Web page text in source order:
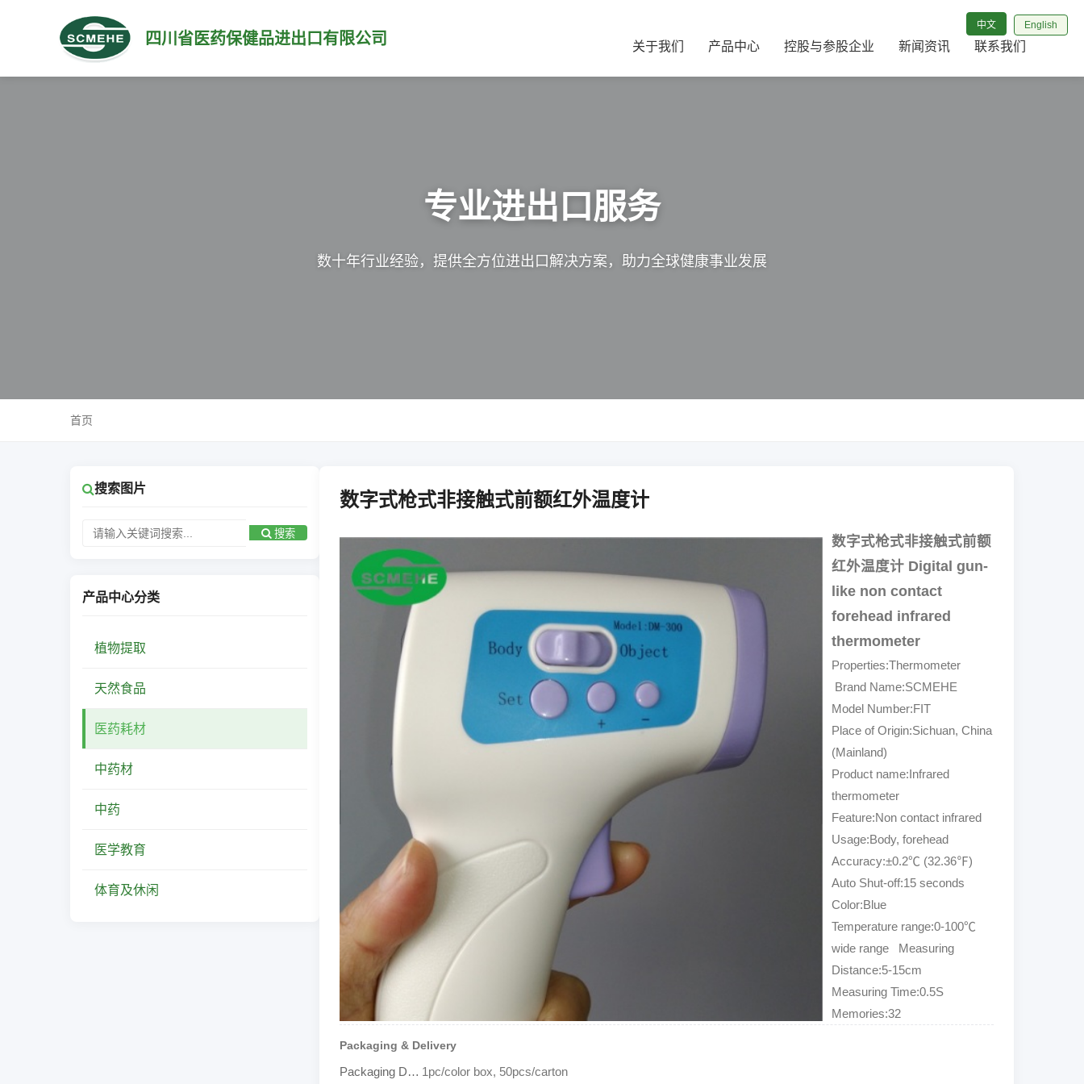
中文 English
四川省医药保健品进出口有限公司
中文 English
关于我们 产品中心 控股与参股企业 新闻资讯 联系我们
专业进出口服务
数十年行业经验，提供全方位进出口解决方案，助力全球健康事业发展
首页
搜索图片
搜索
产品中心分类
植物提取
天然食品
医药耗材
中药材
中药
医学教育
体育及休闲
数字式枪式非接触式前额红外温度计
数字式枪式非接触式前额
红外温度计 Digital gun-
like non contact
forehead infrared
thermometer
Properties:Thermometer
Brand Name:SCMEHE
Model Number:FIT
Place of Origin:Sichuan, China
(Mainland)
Product name:Infrared
thermometer
Feature:Non contact infrared
Usage:Body, forehead
Accuracy:±0.2℃ (32.36℉)
Auto Shut-off:15 seconds
Color:Blue
Temperature range:0-100℃
wide range Measuring
Distance:5-15cm
Measuring Time:0.5S
Memories:32
Packaging & Delivery
Packaging Details 1pc/color box, 50pcs/carton